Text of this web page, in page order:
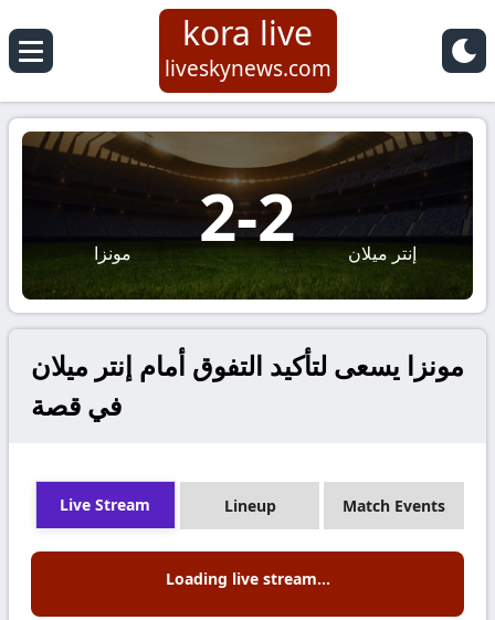
kora live
liveskynews.com
مونزا 2-2 إنتر ميلان
مونزا يسعى لتأكيد التفوق أمام إنتر ميلان
في قصة
Live Stream Lineup Match Events
Loading live stream...